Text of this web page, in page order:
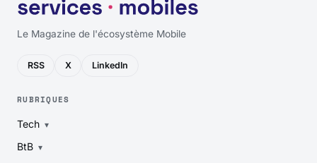
Le Magazine de l'écosystème Mobile
RSS X LinkedIn
RUBRIQUES
Tech
BtB